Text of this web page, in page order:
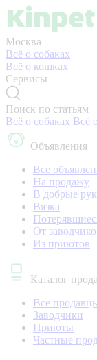
Москва
Всё о собаках
Всё о кошках
Сервисы
Поиск по статьям
Всё о собаках Всё
Объявления
Все
На продажу
В добрые
Вязка
От
Из приютов
Каталог
Все
Заводчики
Приюты
Частные